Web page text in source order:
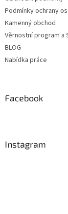
Podmínky ochrany
Kamenný obchod
Věrnostní program a
BLOG
Nabídka práce
Facebook
Instagram